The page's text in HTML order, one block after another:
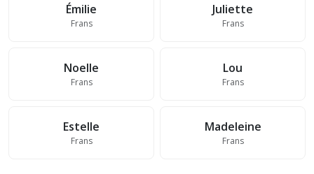
Émilie
Frans
Juliette
Frans
Noelle
Frans
Lou
Frans
Estelle
Frans
Madeleine
Frans